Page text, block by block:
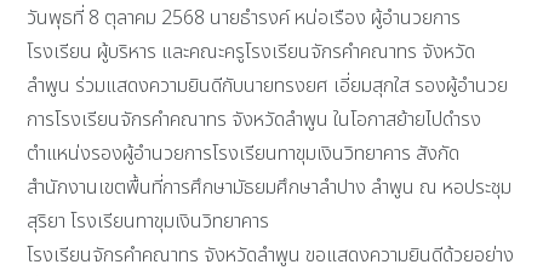
วันพุธที่ 8 ตุลาคม 2568 นายธำรงค์ หน่อเรือง ผู้อำนวยการ
โรงเรียน ผู้บริหาร และคณะครูโรงเรียนจักรคำคณาทร จังหวัด
ลำพูน ร่วมแสดงความยินดีกับนายทรงยศ เอี่ยมสุกใส รองผู้อำนวย
การโรงเรียนจักรคำคณาทร จังหวัดลำพูน ในโอกาสย้ายไปดำรง
ตำแหน่งรองผู้อำนวยการโรงเรียนทาขุมเงินวิทยาคาร สังกัด
สำนักงานเขตพื้นที่การศึกษามัธยมศึกษาลำปาง ลำพูน ณ หอประชุม
สุริยา โรงเรียนทาขุมเงินวิทยาคาร
โรงเรียนจักรคําคณาทร จังหวัดลำพูน ขอแสดงความยินดีด้วยอย่าง